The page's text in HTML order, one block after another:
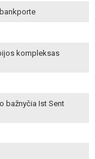
kompleksas
bažnyčia Ist Sent